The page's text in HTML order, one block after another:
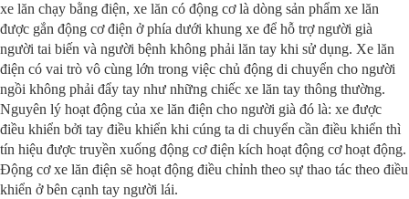
xe lăn chạy bằng điện, xe lăn có động cơ là dòng sản phẩm xe lăn
được gắn động cơ điện ở phía dưới khung xe để hỗ trợ người già
người tai biến và người bệnh không phải lăn tay khi sử dụng. Xe lăn
điện có vai trò vô cùng lớn trong việc chủ động di chuyển cho người
ngồi không phải đẩy tay như những chiếc xe lăn tay thông thường.
Nguyên lý hoạt động của xe lăn điện cho người già đó là: xe được
điều khiển bởi tay điều khiển khi cúng ta di chuyển cần điều khiển thì
tín hiệu được truyền xuống động cơ điện kích hoạt động cơ hoạt động.
Động cơ xe lăn điện sẽ hoạt động điều chỉnh theo sự thao tác theo điều
khiển ở bên cạnh tay người lái.